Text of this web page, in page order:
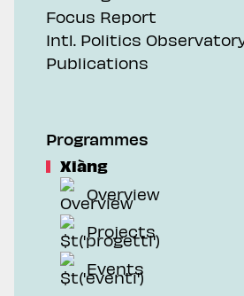
Focus Report
Intl. Politics
Publications
Programmes
Xiàng
Overview
Projects
Events